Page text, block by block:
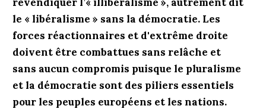
le « libéralisme » sans la démocratie. Les
forces réactionnaires et d'extrême droite
doivent être combattues sans relâche et
sans aucun compromis puisque le pluralisme
et la démocratie sont des piliers essentiels
pour les peuples européens et les nations.